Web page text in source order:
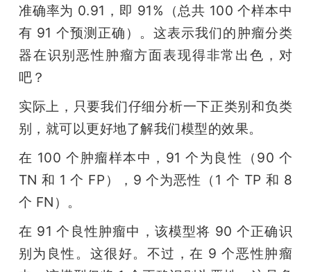
准确率为 0.91，即 91%（总共 100 个样本中
有 91 个预测正确）。这表示我们的肿瘤分类
器在识别恶性肿瘤方面表现得非常出色，对
吧？
实际上，只要我们仔细分析一下正类别和负类
别，就可以更好地了解我们模型的效果。
在 100 个肿瘤样本中，91 个为良性（90 个
TN 和 1 个 FP），9 个为恶性（1 个 TP 和 8
个 FN）。
在 91 个良性肿瘤中，该模型将 90 个正确识
别为良性。这很好。不过，在 9 个恶性肿瘤